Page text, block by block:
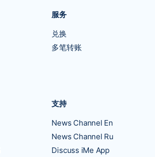
服务
兑换
多笔转账
支持
News Channel En
News Channel Ru
Discuss iMe App